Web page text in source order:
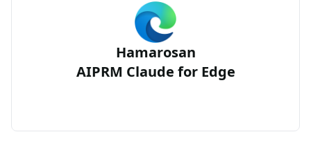
Hamarosan
AIPRM Claude for Edge